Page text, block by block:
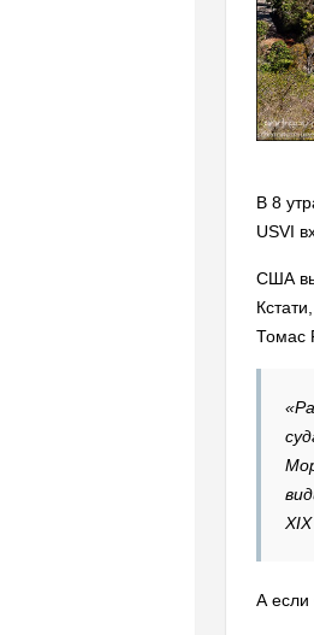
В 8
USVI
США
Томас
XIX
А если